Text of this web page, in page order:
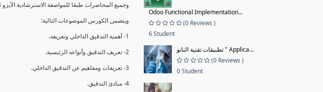
وجميع المحاضرات طبقا للمواصفة الاسترشادية الأيزو 19011:2018.
ويتضمن الكورس الموضوعات التالية:
1- أهمية التدقيق الداخلي وتعريفه.
2- تعريف التدقيق وأنواعه الرئيسية.
3- تعريفات ومفاهيم عن التدقيق الداخلي.
4- مبادئ التدقيق.
Odoo Functional Implementation...
(0 Reviews )
6 Student
تطبيقات تقنية النانو " Applica...
(0 Reviews )
0 Student